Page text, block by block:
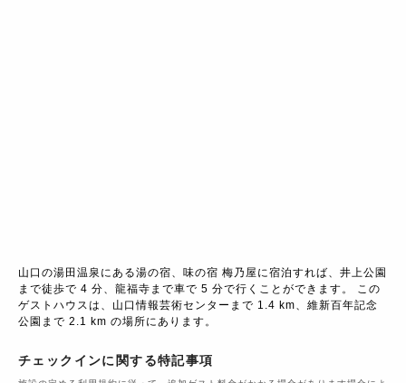
山口の湯田温泉にある湯の宿、味の宿 梅乃屋に宿泊すれば、井上公園
まで徒歩で 4 分、龍福寺まで車で 5 分で行くことができます。 この
ゲストハウスは、山口情報芸術センターまで 1.4 km、維新百年記念
公園まで 2.1 km の場所にあります。
チェックインに関する特記事項